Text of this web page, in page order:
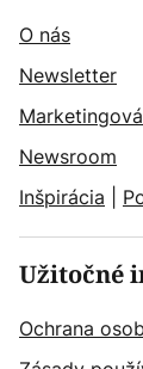
O nás
Newsletter
Newsroom
Inšpirácia
Užitočné
Ochrana